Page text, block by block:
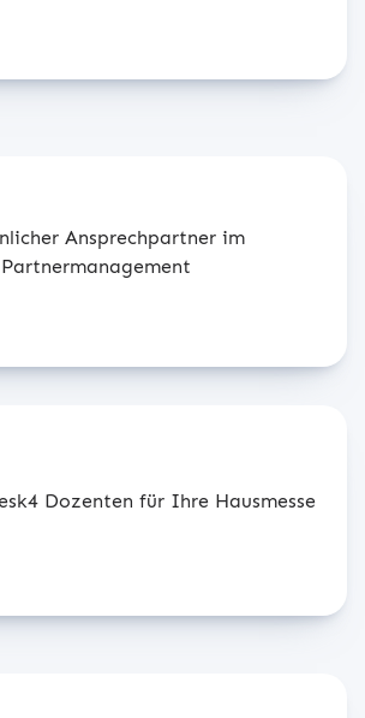
Ansprechpartner im
Partnermanagement
Dozenten für Ihre Hausmesse